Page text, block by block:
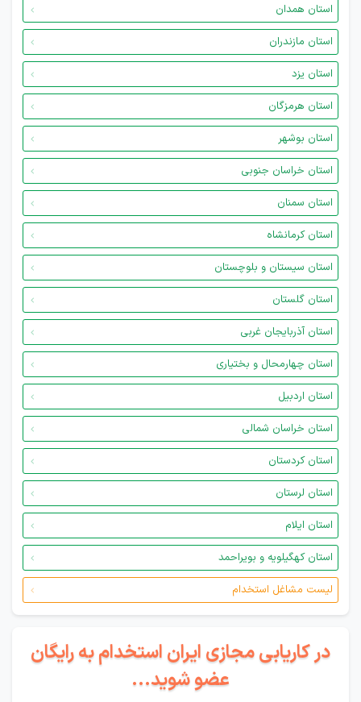
استان همدان
استان مازندران
استان یزد
استان هرمزگان
استان بوشهر
استان خراسان جنوبی
استان سمنان
استان کرمانشاه
استان سیستان و بلوچستان
استان گلستان
استان آذربایجان غربی
استان چهارمحال و بختیاری
استان اردبیل
استان خراسان شمالی
استان کردستان
استان لرستان
استان ایلام
استان کهگیلویه و بویراحمد
لیست مشاغل استخدام
در کاریابی مجازی ایران استخدام به رایگان
عضو شوید...